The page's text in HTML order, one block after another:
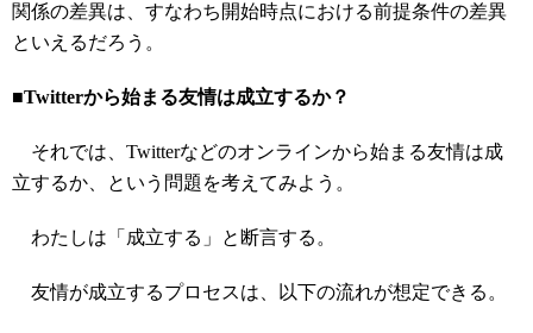
関係の差異は、すなわち開始時点における前提条件の差異
といえるだろう。
■Twitterから始まる友情は成立するか？
それでは、Twitterなどのオンラインから始まる友情は成
立するか、という問題を考えてみよう。
わたしは「成立する」と断言する。
友情が成立するプロセスは、以下の流れが想定できる。